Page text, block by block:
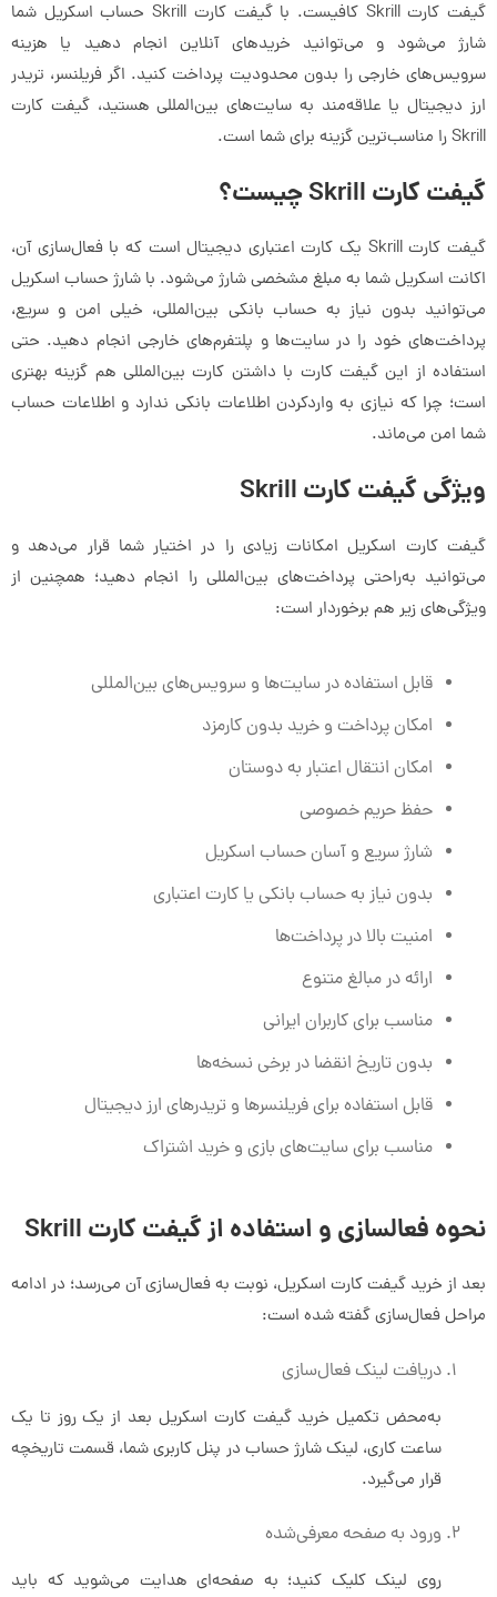
گیفت کارت Skrill کافیست. با گیفت کارت Skrill حساب اسکریل شما
شارژ می‌شود و می‌توانید خریدهای آنلاین انجام دهید یا هزینه
سرویس‌های خارجی را بدون محدودیت پرداخت کنید. اگر فریلنسر، تریدر
ارز دیجیتال یا علاقه‌مند به سایت‌های بین‌المللی هستید، گیفت کارت
Skrill را مناسب‌ترین گزینه برای شما است.
گیفت کارت Skrill چیست؟
گیفت کارت Skrill یک کارت اعتباری دیجیتال است که با فعال‌سازی آن،
اکانت اسکریل شما به مبلغ مشخصی شارژ می‌شود. با شارژ حساب اسکریل
می‌توانید بدون نیاز به حساب بانکی بین‌المللی، خیلی امن و سریع،
پرداخت‌های خود را در سایت‌ها و پلتفرم‌های خارجی انجام دهید. حتی
استفاده از این گیفت کارت با داشتن کارت بین‌المللی هم گزینه بهتری
است؛ چرا که نیازی به واردکردن اطلاعات بانکی ندارد و اطلاعات حساب
شما امن می‌ماند.
ویژگی گیفت کارت Skrill
گیفت کارت اسکریل امکانات زیادی را در اختیار شما قرار می‌دهد و
می‌توانید به‌راحتی پرداخت‌های بین‌المللی را انجام دهید؛ همچنین از
ویژگی‌های زیر هم برخوردار است:
قابل استفاده در سایت‌ها و سرویس‌های بین‌المللی
امکان پرداخت و خرید بدون کارمزد
امکان انتقال اعتبار به دوستان
حفظ حریم خصوصی
شارژ سریع و آسان حساب اسکریل
بدون نیاز به حساب بانکی یا کارت اعتباری
امنیت بالا در پرداخت‌ها
ارائه در مبالغ متنوع
مناسب برای کاربران ایرانی
بدون تاریخ انقضا در برخی نسخه‌ها
قابل استفاده برای فریلنسرها و تریدرهای ارز دیجیتال
مناسب برای سایت‌های بازی و خرید اشتراک
نحوه فعالسازی و استفاده از گیفت کارت Skrill
بعد از خرید گیفت کارت اسکریل، نوبت به فعال‌سازی آن می‌رسد؛ در ادامه
مراحل فعال‌سازی گفته شده است:
دریافت لینک فعال‌سازی
به‌محض تکمیل خرید گیفت کارت اسکریل بعد از یک روز تا یک
ساعت کاری، لینک شارژ حساب در پنل کاربری شما، قسمت تاریخچه
قرار می‌گیرد.
ورود به صفحه معرفی‌شده
روی لینک کلیک کنید؛ به صفحه‌ای هدایت می‌شوید که باید